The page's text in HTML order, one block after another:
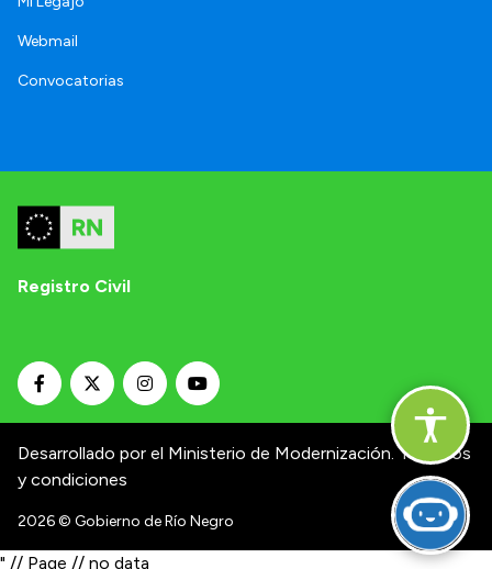
Webmail
Convocatorias
Registro Civil
Desarrollado por el Ministerio de Modernización. Términos
y condiciones
2026© Gobierno de Río Negro
" // Page // no data